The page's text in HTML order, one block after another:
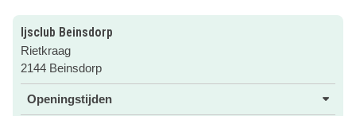
zich uren kunnen vermaken!
Wil je meer informatie? Klik dan op de roze button om naar
de website te gaan!
Tip: een jarige thuis? Kijk verder op onze website voor een
Ijsclub Beinsdorp
Rietkraag
2144 Beinsdorp
Openingstijden